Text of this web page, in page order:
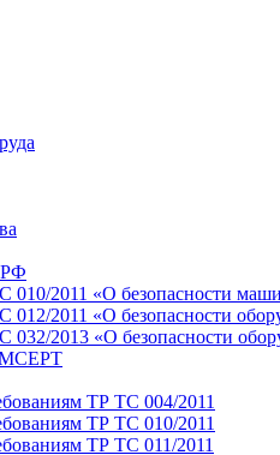
РФ
010/2011 «О безопасности
012/2011 «О безопасности
032/2013 «О безопасности
ТР ТС 004/2011
ТР ТС 010/2011
ТР ТС 011/2011